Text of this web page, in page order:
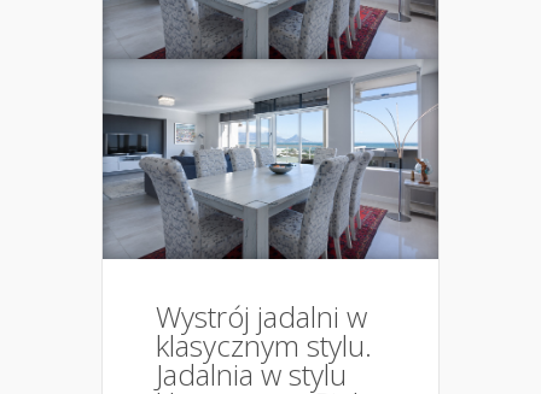
Wystrój jadalni w
klasycznym stylu.
Jadalnia w stylu